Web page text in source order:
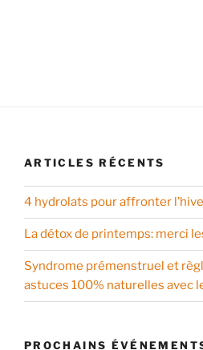
ARTICLES RÉCENTS
4 hydrolats pour affronter
La détox de printemps: merci
Syndrome prémenstruel et
astuces 100% naturelles avec
PROCHAINS